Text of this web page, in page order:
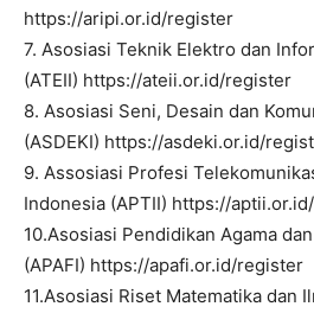
https://aripi.or.id/register
7. Asosiasi Teknik Elektro dan
(ATEII) https://ateii.or.id/register
8. Asosiasi Seni, Desain dan
(ASDEKI) https://asdeki.or.id/
9. Assosiasi Profesi
Indonesia (APTII) https://
10.Asosiasi Pendidikan Agama
(APAFI) https://apafi.or.id/register
11.Asosiasi Riset Matematika dan